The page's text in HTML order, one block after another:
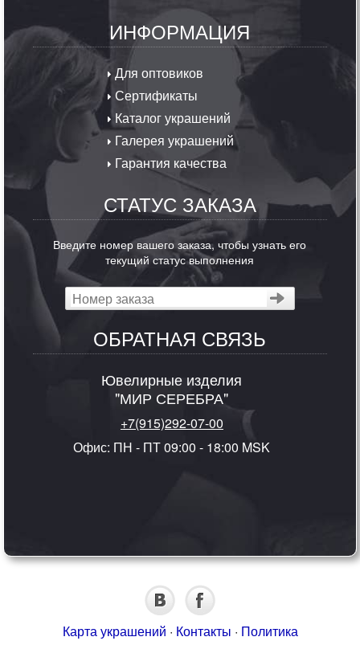
ИНФОРМАЦИЯ
Для оптовиков
Сертификаты
Каталог украшений
Галерея украшений
Гарантия качества
СТАТУС ЗАКАЗА
Введите номер вашего заказа, чтобы узнать его
текущий статус выполнения
ОБРАТНАЯ СВЯЗЬ
Ювелирные изделия
"МИР СЕРЕБРА"
+7(915)292-07-00
Офис: ПН - ПТ 09:00 - 18:00 MSK
Карта украшений · Контакты · Политика